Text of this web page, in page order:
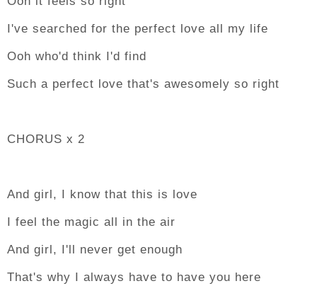
I've searched for the perfect love all my life
Ooh who'd think I'd find
Such a perfect love that's awesomely so right
CHORUS x 2
And girl, I know that this is love
I feel the magic all in the air
And girl, I'll never get enough
That's why I always have to have you here